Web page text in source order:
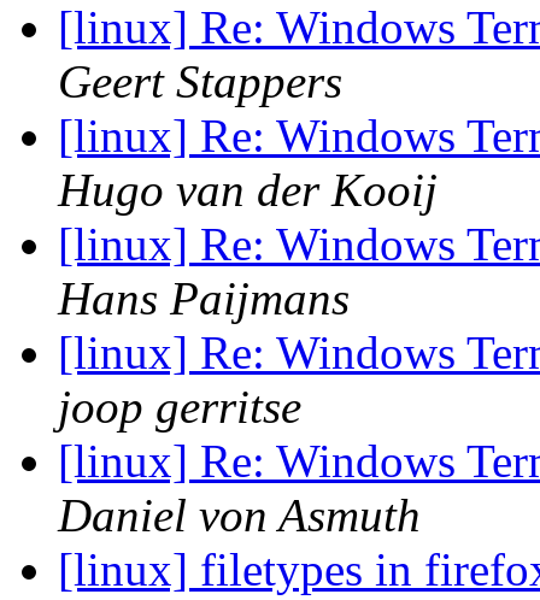
[linux] Re: Windows
Geert Stappers
[linux] Re: Windows
Hugo van der Kooij
[linux] Re: Windows
Hans Paijmans
[linux] Re: Windows
joop gerritse
[linux] Re: Windows
Daniel von Asmuth
[linux] filetypes in